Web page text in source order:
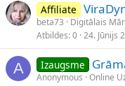
Affiliate
beta73
Digitālais
Atbildes 0 24. Jūnijs
A Izaugsme
Anonymous Online